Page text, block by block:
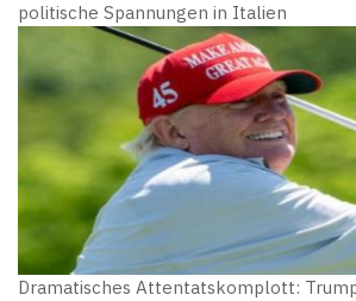
politische Spannungen in Italien
Dramatisches Attentatskomplott: